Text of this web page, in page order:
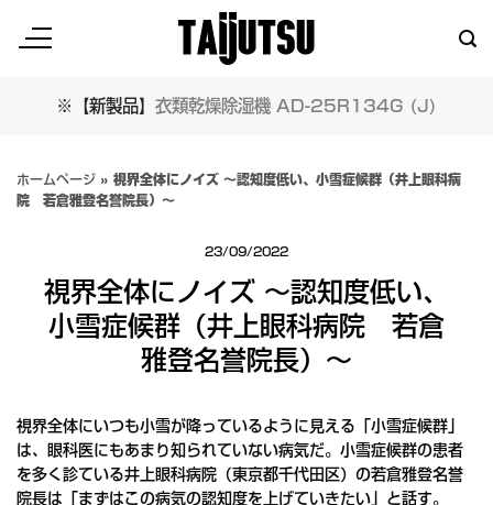
※【新製品】 衣類乾燥除湿機 AD-25R134G (J)
ホームページ » 視界全体にノイズ ～認知度低い、小雪症候群（井上眼科病
院 若倉雅登名誉院長）～
23/09/2022
視界全体にノイズ ～認知度低い、
小雪症候群（井上眼科病院 若倉
雅登名誉院長）～
視界全体にいつも小雪が降っているように見える「小雪症候群」
は、眼科医にもあまり知られていない病気だ。小雪症候群の患者
を多く診ている井上眼科病院（東京都千代田区）の若倉雅登名誉
院長は「まずはこの病気の認知度を上げていきたい」と話す。